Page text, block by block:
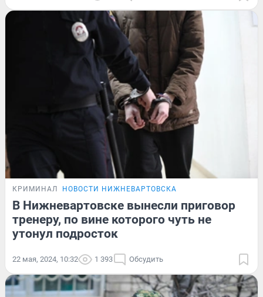
КРИМИНАЛ НОВОСТИ НИЖНЕВАРТОВСКА
В Нижневартовске вынесли приговор
тренеру, по вине которого чуть не
утонул подросток
22 мая, 2024, 10:32 1 393 Обсудить